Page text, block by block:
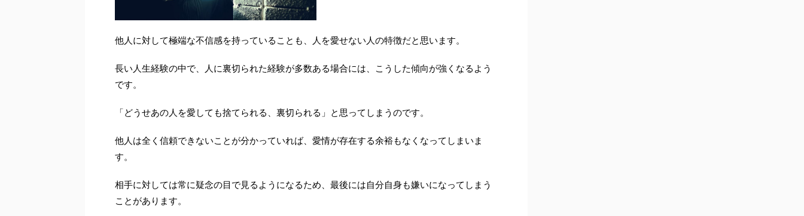
他人に対して極端な不信感を持っていることも、人を愛せない人の特徴だと思います。
長い人生経験の中で、人に裏切られた経験が多数ある場合には、こうした傾向が強くなるよう
です。
「どうせあの人を愛しても捨てられる、裏切られる」と思ってしまうのです。
他人は全く信頼できないことが分かっていれば、愛情が存在する余裕もなくなってしまいま
す。
相手に対しては常に疑念の目で見るようになるため、最後には自分自身も嫌いになってしまう
ことがあります。